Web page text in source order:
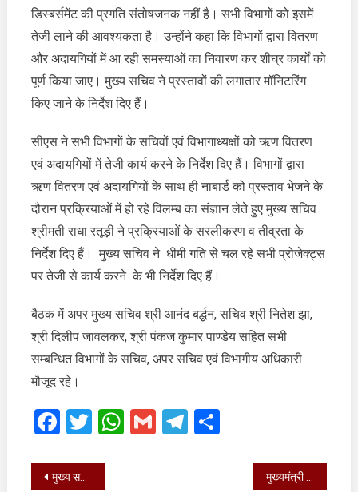
तेजी
लाने
के
डिस्बर्समेंट की प्रगति संतोषजनक नहीं है। सभी विभागों को इसमें
तेजी लाने की आवश्यकता है। उन्होंने कहा कि विभागों द्वारा वितरण
और अदायगियों में आ रही समस्याओं का निवारण कर शीघ्र कार्यों को
पूर्ण किया जाए। मुख्य सचिव ने प्रस्तावों की लगातार मॉनिटरिंग
किए जाने के निर्देश दिए हैं।
सीएस ने सभी विभागों के सचिवों एवं विभागाध्यक्षों को ऋण वितरण
एवं अदायगियों में तेजी कार्य करने के निर्देश दिए हैं। विभागों द्वारा
ऋण वितरण एवं अदायगियों के साथ ही नाबार्ड को प्रस्ताव भेजने के
दौरान प्रक्रियाओं में हो रहे विलम्ब का संज्ञान लेते हुए मुख्य सचिव
श्रीमती राधा रतूड़ी ने प्रक्रियाओं के सरलीकरण व तीव्रता के
निर्देश दिए हैं। मुख्य सचिव ने धीमी गति से चल रहे सभी प्रोजेक्ट्स
पर तेजी से कार्य करने के भी निर्देश दिए हैं।
बैठक में अपर मुख्य सचिव श्री आनंद बर्द्धन, सचिव श्री नितेश झा,
श्री दिलीप जावलकर, श्री पंकज कुमार पाण्डेय सहित सभी
सम्बन्धित विभागों के सचिव, अपर सचिव एवं विभागीय अधिकारी
मौजूद रहे।
Facebook
Twitter
WhatsApp
GmailTelegram
Share
Post
मुख्य सचिव राधा रतूड़ी ने आज सचिवालय में विभागों के साथ वर्ष 2025-26 हेतु राजस्व प्राप्ति के लक्ष्य निर्धारित